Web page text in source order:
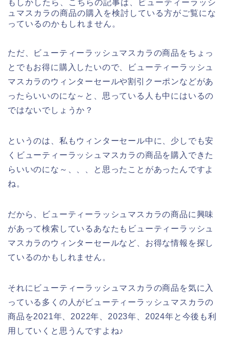
もしかしたら、こちらの記事は、ビューティーラッシ
ュマスカラの商品の購入を検討している方がご覧にな
っているのかもしれません。
ただ、ビューティーラッシュマスカラの商品をちょっ
とでもお得に購入したいので、ビューティーラッシュ
マスカラのウィンターセールや割引クーポンなどがあ
ったらいいのにな～と、思っている人も中にはいるの
ではないでしょうか？
というのは、私もウィンターセール中に、少しでも安
くビューティーラッシュマスカラの商品を購入できた
らいいのにな～、、、と思ったことがあったんですよ
ね。
だから、ビューティーラッシュマスカラの商品に興味
があって検索しているあなたもビューティーラッシュ
マスカラのウィンターセールなど、お得な情報を探し
ているのかもしれません。
それにビューティーラッシュマスカラの商品を気に入
っている多くの人がビューティーラッシュマスカラの
商品を2021年、2022年、2023年、2024年と今後も利
用していくと思うんですよね♪